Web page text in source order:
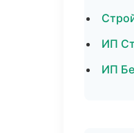
ИП
ИП